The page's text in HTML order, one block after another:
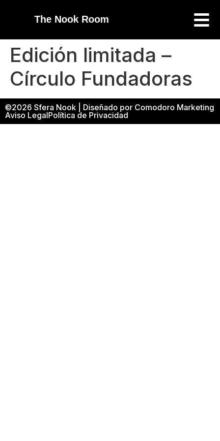
The Nook Room
Edición limitada –
Círculo Fundadoras
©2026 Sfera Nook | Diseñado por Comodoro Marketing
Aviso LegalPolítica de Privacidad